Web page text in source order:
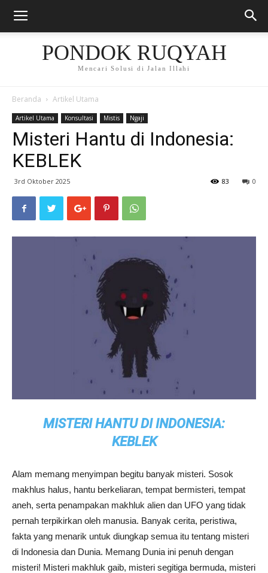
PONDOK RUQYAH
Mencari Solusi di Jalan Illahi
Beranda Artikel Utama
Artikel Utama Konsultasi Mistis Ngaji
Misteri Hantu di Indonesia:
KEBLEK
3rd Oktober 2025 0
83
MISTERI HANTU DI INDONESIA:
KEBLEK
Alam memang menyimpan begitu banyak misteri. Sosok
makhlus halus, hantu berkeliaran, tempat bermisteri, tempat
aneh, serta penampakan makhluk alien dan UFO yang tidak
pernah terpikirkan oleh manusia. Banyak cerita, peristiwa,
fakta yang menarik untuk diungkap semua itu tentang misteri
di Indonesia dan Dunia. Memang Dunia ini penuh dengan
misteri! Misteri makhluk gaib, misteri segitiga bermuda, misteri